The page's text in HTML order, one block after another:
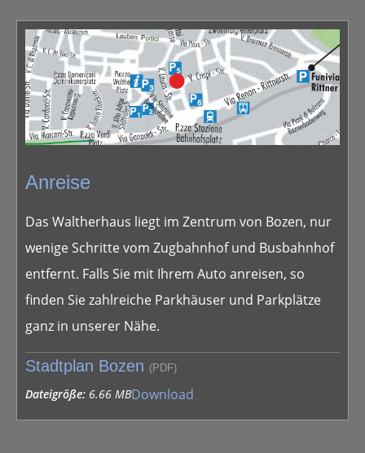
Anreise
Das Waltherhaus liegt im Zentrum von Bozen, nur
wenige Schritte vom Zugbahnhof und Busbahnhof
entfernt. Falls Sie mit Ihrem Auto anreisen, so
finden Sie zahlreiche Parkhäuser und Parkplätze
ganz in unserer Nähe.
Stadtplan Bozen (PDF)
Dateigröße: 6.66 MBDownload